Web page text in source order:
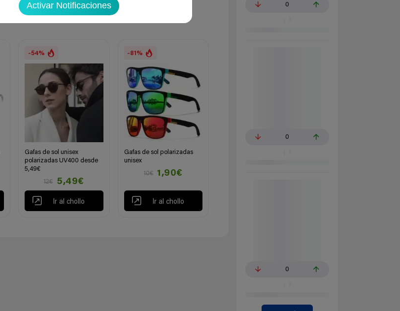
Activar Notificaciones
-54%
Gafas de sol unisex
polarizadas UV400 desde
5,49€
12€
5,49€
Ir al chollo
-81%
Gafas de sol polarizadas
unisex
10€
1,90€
Ir al chollo
0
0
0